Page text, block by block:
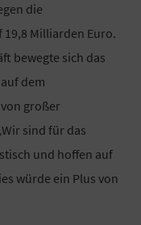
die
Milliarden Euro.
bewegte sich das
dem
großer
sind für das
und hoffen auf
würde ein Plus von